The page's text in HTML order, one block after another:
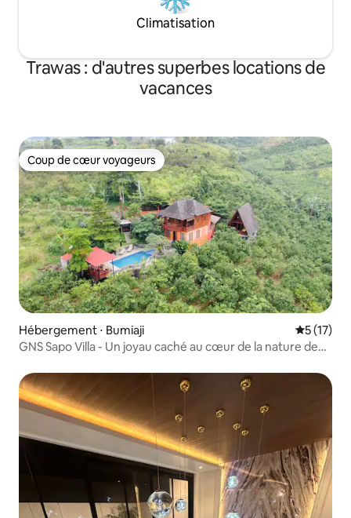
Climatisation
Trawas : d'autres superbes locations de
vacances
Coup de cœur voyageurs
Coup de cœur voyageurs
Hébergement ⋅ Bumiaji
5 (17)
GNS Sapo Villa - Un joyau caché au cœur de la nature de